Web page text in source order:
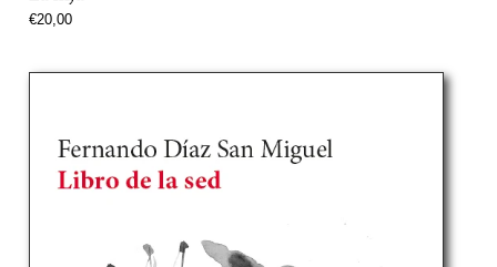
Precio
€20,00